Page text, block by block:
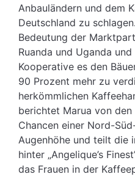
Anbauländern und dem
Deutschland zu
Bedeutung der
Ruanda und Uganda
Kooperative es den
90 Prozent mehr zu
herkömmlichen
berichtet Marua von
Chancen einer Nord-
Augenhöhe und teilt die
hinter „Angelique’s
das Frauen in der